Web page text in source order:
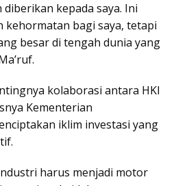
kepada saya. Ini
kehormatan bagi saya, tetapi
besar di tengah dunia yang
kolaborasi antara HKI
Kementerian
iklim investasi yang
harus menjadi motor